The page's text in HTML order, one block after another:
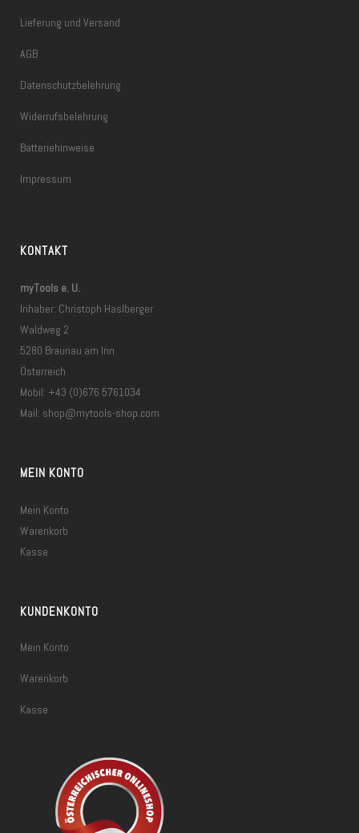
Lieferung und Versand
AGB
Datenschutzbelehrung
Widerrufsbelehrung
Batteriehinweise
Impressum
KONTAKT
myTools e. U.
Inhaber: Christoph Haslberger
Waldweg 2
5280 Braunau am Inn
Österreich
Mobil: +43 (0)676 5761034
Mail: shop@mytools-shop.com
MEIN KONTO
Mein Konto
Warenkorb
Kasse
KUNDENKONTO
Mein Konto
Warenkorb
Kasse